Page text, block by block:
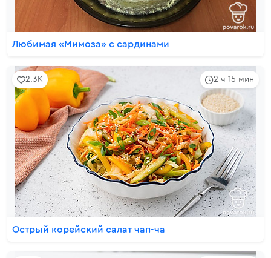
Любимая «Мимоза» с сардинами
2 ч 15 мин
2.3K
Острый корейский салат чап-ча